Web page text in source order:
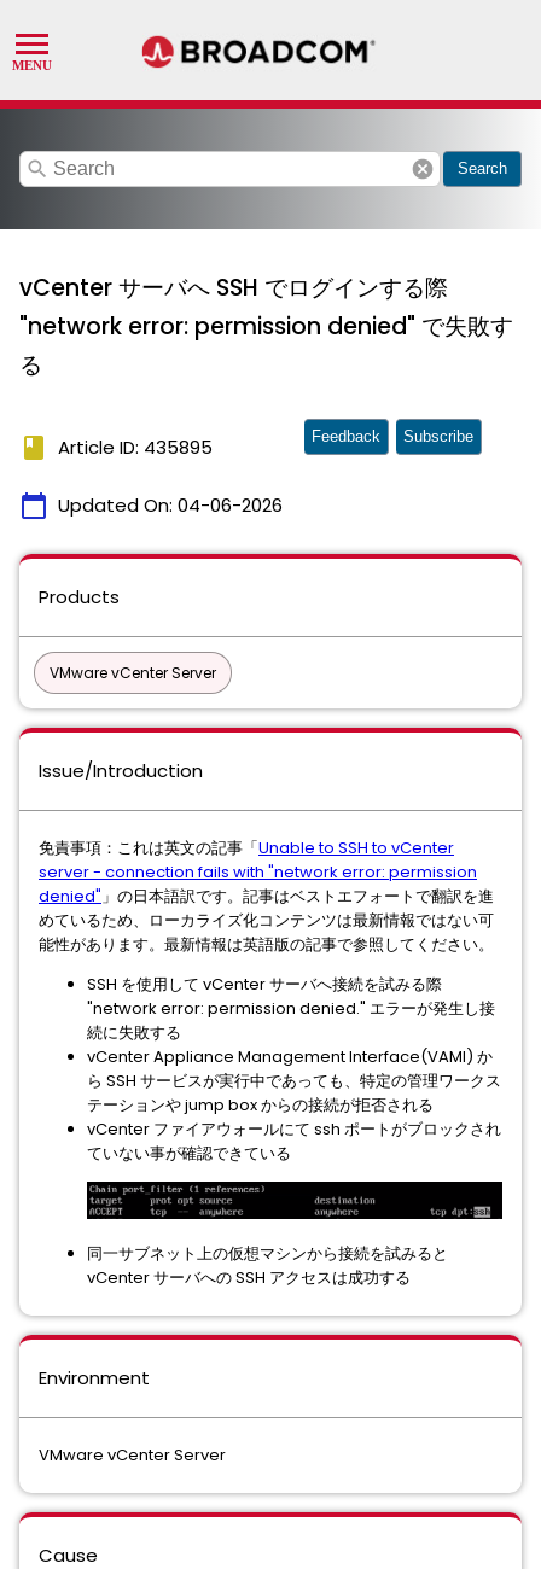
search cancel Search
vCenter サーバへ SSH でログインする際
"network error: permission denied" で失敗す
る
book Article ID: 435895
calendar_today Updated On: 04-06-2026
Feedback Subscribe
Products
VMware vCenter Server
Issue/Introduction
免責事項：これは英文の記事「Unable to SSH to vCenter
server - connection fails with "network error: permission
denied"」の日本語訳です。記事はベストエフォートで翻訳を進
めているため、ローカライズ化コンテンツは最新情報ではない可
能性があります。最新情報は英語版の記事で参照してください。
SSH を使用して vCenter サーバへ接続を試みる際
"network error: permission denied." エラーが発生し接
続に失敗する
vCenter Appliance Management Interface(VAMI) か
ら SSH サービスが実行中であっても、特定の管理ワークス
テーションや jump box からの接続が拒否される
vCenter ファイアウォールにて ssh ポートがブロックされ
ていない事が確認できている
同一サブネット上の仮想マシンから接続を試みると
vCenter サーバへの SSH アクセスは成功する
Environment
VMware vCenter Server
Cause